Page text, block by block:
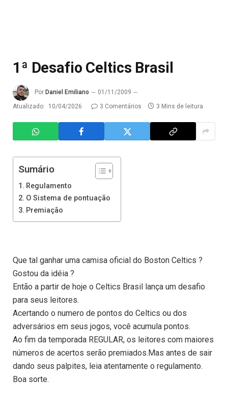
1ª Desafio Celtics Brasil
Por Daniel Emiliano
01/11/2009
Atualizado:
10/04/2026 3 Comentários 3 Mins de leitura
Sumário
Regulamento
O Sistema de pontuação
Premiação
Que tal ganhar uma camisa oficial do Boston Celtics ?
Gostou da idéia ?
Então a partir de hoje o Celtics Brasil lança um desafio
para seus leitores.
Acertando o numero de pontos do Celtics ou dos
adversários em seus jogos, você acumula pontos.
Ao fim da temporada REGULAR, os leitores com maiores
números de acertos serão premiados.Mas antes de sair
dando seus palpites, leia atentamente o regulamento.
Boa sorte.